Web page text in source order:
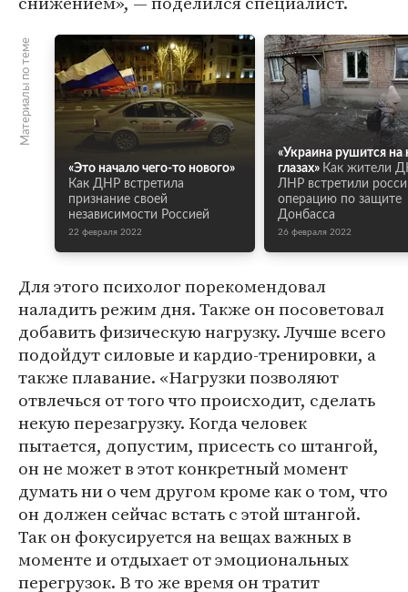
Материалы по теме
«Это начало чего-то нового»
Как ДНР встретила
признание своей
независимости Россией
22 февраля 2022
«Украина рушится на
глазах» Как жители
ЛНР встретили
операцию по защите
Донбасса
26 февраля 2022
Для этого психолог порекомендовал
наладить режим дня. Также он посоветовал
добавить физическую нагрузку. Лучше всего
подойдут силовые и кардио-тренировки, а
также плавание. «Нагрузки позволяют
отвлечься от того что происходит, сделать
некую перезагрузку. Когда человек
пытается, допустим, присесть со штангой,
он не может в этот конкретный момент
думать ни о чем другом кроме как о том, что
он должен сейчас встать с этой штангой.
Так он фокусируется на вещах важных в
моменте и отдыхает от эмоциональных
перегрузок. В то же время он тратит